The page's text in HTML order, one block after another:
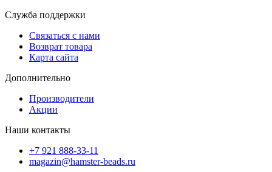
Служба поддержки
Связаться с нами
Возврат товара
Карта сайта
Дополнительно
Производители
Акции
Наши контакты
+7 921 888-33-11
magazin@hamster-beads.ru